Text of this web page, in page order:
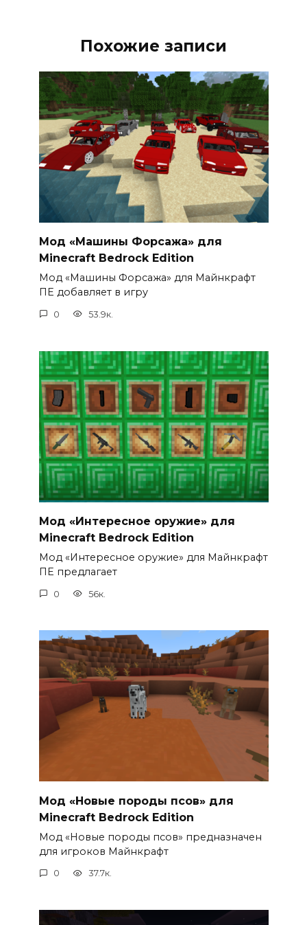
Похожие записи
Мод «Машины Форсажа» для
Minecraft Bedrock Edition
Мод «Машины Форсажа» для Майнкрафт
ПЕ добавляет в игру
0 53.9к.
Мод «Интересное оружие» для
Minecraft Bedrock Edition
Мод «Интересное оружие» для Майнкрафт
ПЕ предлагает
0 56к.
Мод «Новые породы псов» для
Minecraft Bedrock Edition
Мод «Новые породы псов» предназначен
для игроков Майнкрафт
0 37.7к.